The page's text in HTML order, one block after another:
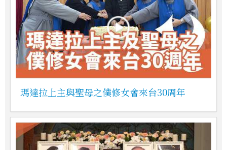
瑪達拉上主與聖母之僕修女會來台30周年